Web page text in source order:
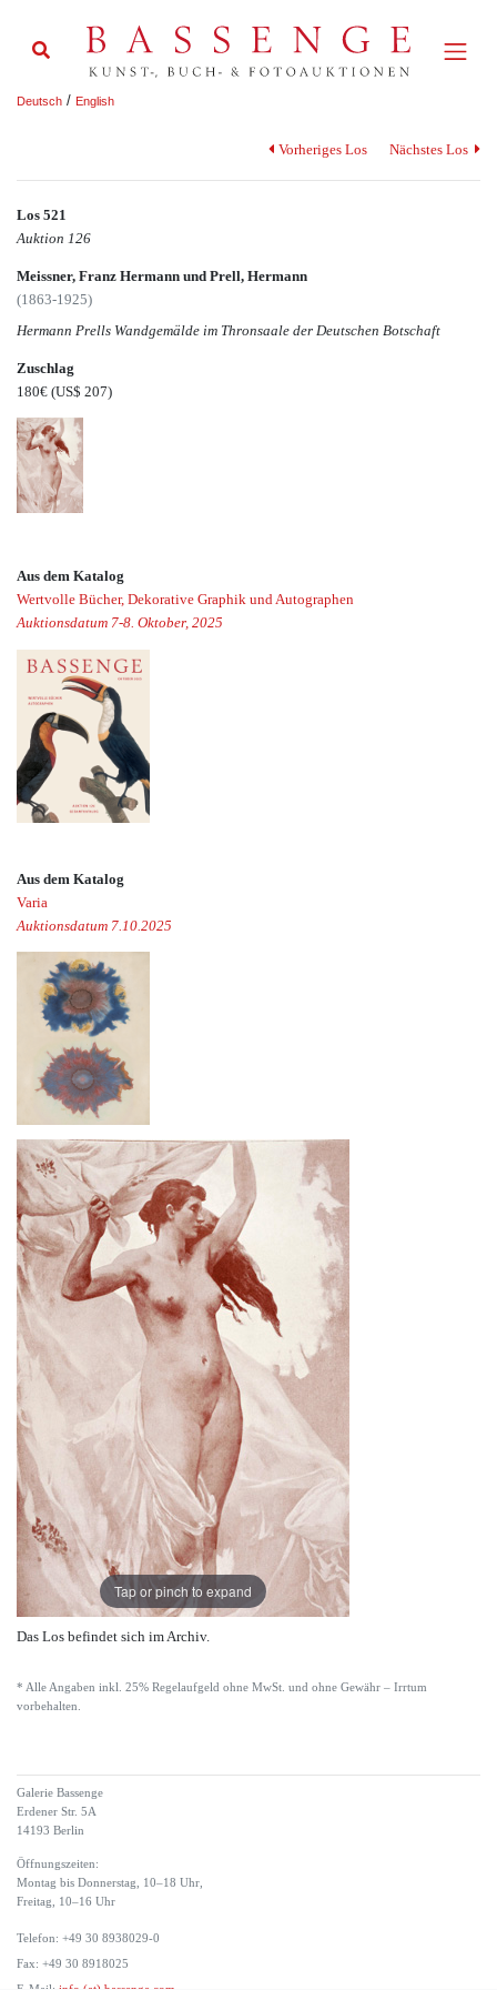
Deutsch / English
Vorheriges Los Nächstes Los
Los 521
Auktion 126
Meissner, Franz Hermann und Prell, Hermann
(1863-1925)
Hermann Prells Wandgemälde im Thronsaale der Deutschen Botschaft
Zuschlag
180€ (US$ 207)
Aus dem Katalog
Wertvolle Bücher, Dekorative Graphik und Autographen
Auktionsdatum 7-8. Oktober, 2025
Aus dem Katalog
Varia
Auktionsdatum 7.10.2025
Tap or pinch to expand
Das Los befindet sich im Archiv.
* Alle Angaben inkl. 25% Regelaufgeld ohne MwSt. und ohne Gewähr – Irrtum
vorbehalten.
Galerie Bassenge
Erdener Str. 5A
14193 Berlin
Öffnungszeiten:
Montag bis Donnerstag, 10–18 Uhr,
Freitag, 10–16 Uhr
Telefon: +49 30 8938029-0
Fax: +49 30 8918025